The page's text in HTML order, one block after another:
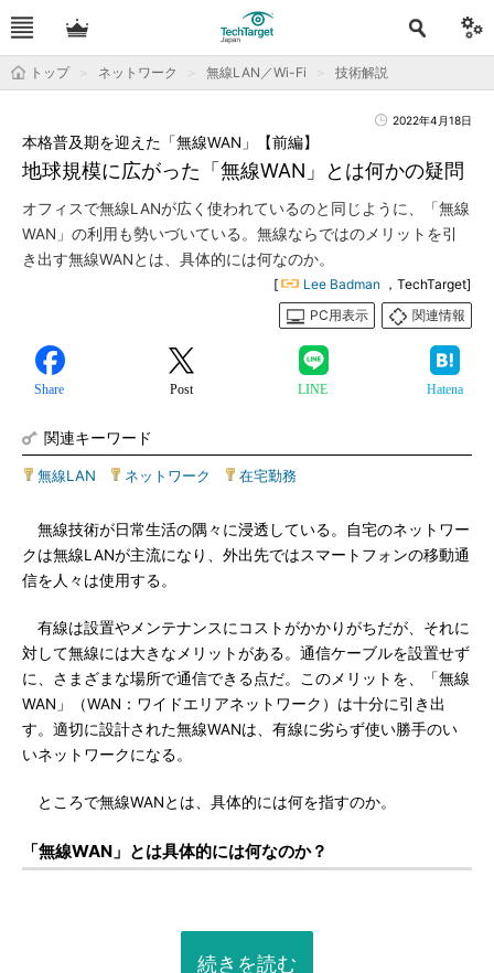
トップ ネットワーク 無線LAN／Wi-Fi 技術解説
2022年4月18日
地球規模に広がった「無線WAN」とは何かの疑問
本格普及期を迎えた「無線WAN」【前編】
オフィスで無線LANが広く使われているのと同じように、「無線
WAN」の利用も勢いづいている。無線ならではのメリットを引
き出す無線WANとは、具体的には何なのか。
[ Lee Badman ，TechTarget]
PC用表示
関連情報
Share Post LINE Hatena
関連キーワード
無線LAN ネットワーク 在宅勤務
無線技術が日常生活の隅々に浸透している。自宅のネットワー
クは無線LANが主流になり、外出先ではスマートフォンの移動通
信を人々は使用する。
有線は設置やメンテナンスにコストがかかりがちだが、それに
対して無線には大きなメリットがある。通信ケーブルを設置せず
に、さまざまな場所で通信できる点だ。このメリットを、「無線
WAN」（WAN：ワイドエリアネットワーク）は十分に引き出
す。適切に設計された無線WANは、有線に劣らず使い勝手のい
いネットワークになる。
ところで無線WANとは、具体的には何を指すのか。
「無線WAN」とは具体的には何なのか？
続きを読む